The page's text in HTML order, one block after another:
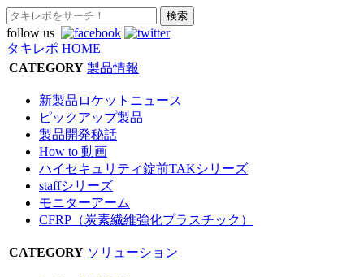
follow us
タキレポ HOME
CATEGORY 製品情報
新製品ロケットニュース
ピックアップ製品
製品開発秘話
How to 動画
ハイセキュリティ錠前TAKシリーズ
staffシリーズ
モニターアーム
CFRP（炭素繊維強化プラスチック）
CATEGORY ソリューション